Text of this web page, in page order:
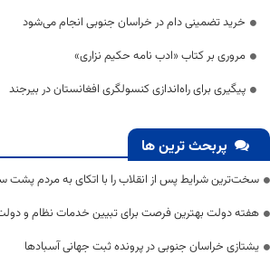
خرید تضمینی دام در خراسان جنوبی انجام می‌شود
مروری بر کتاب «ادب نامه حکیم نزاری»
پیگیری برای راه‌اندازی کنسولگری افغانستان در بیرجند
پربحث ترین ها
سخت‌ترین شرایط پس از انقلاب را با اتکای به مردم پشت
هفته دولت بهترین فرصت برای تبیین خدمات نظام و
یشتازی خراسان جنوبی در پرونده ثبت جهانی آسبادها